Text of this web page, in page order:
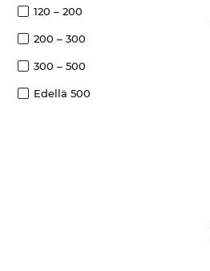
120 – 200
200 – 300
300 – 500
Edellä 500